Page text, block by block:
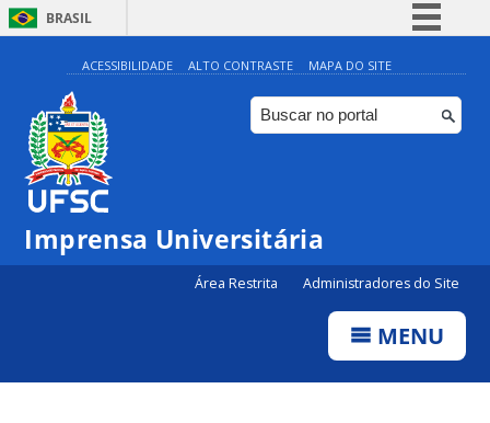
BRASIL
Simplifique!
Comunica BR
Participe
ACESSIBILIDADE ALTO CONTRASTE MAPA DO SITE
Imprensa Universitária
Área Restrita Administradores do Site
MENU